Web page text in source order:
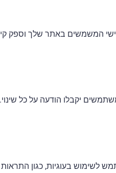
יקבלו הודעה על כל שינוי.
בעוגיות, כגון התראות